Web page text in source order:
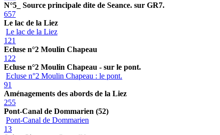
N°5_ Source principale dite de Seance. sur GR7.
657
Le lac de la Liez
Le lac de la Liez
121
Ecluse n°2 Moulin Chapeau
122
Ecluse n°2 Moulin Chapeau - sur le pont.
Ecluse n°2 Moulin Chapeau : le pont.
91
Aménagements des abords de la Liez
255
Pont-Canal de Dommarien (52)
Pont-Canal de Dommarien
13